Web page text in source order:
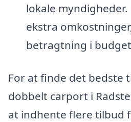
lokale
ekstra
betragtning i
For at finde det bedste
dobbelt carport i
at indhente flere tilbud